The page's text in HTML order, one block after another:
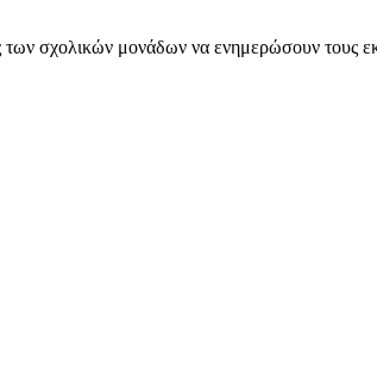
των σχολικών μονάδων να ενημερώσουν τους